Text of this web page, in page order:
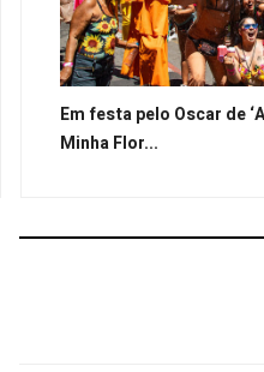
Em festa pelo Oscar de
Minha Flor...